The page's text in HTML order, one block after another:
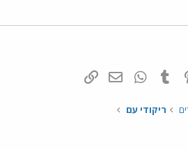
Pinterest
Tumblr
WhatsAppדואר אלקטרוני
ריקודי עם